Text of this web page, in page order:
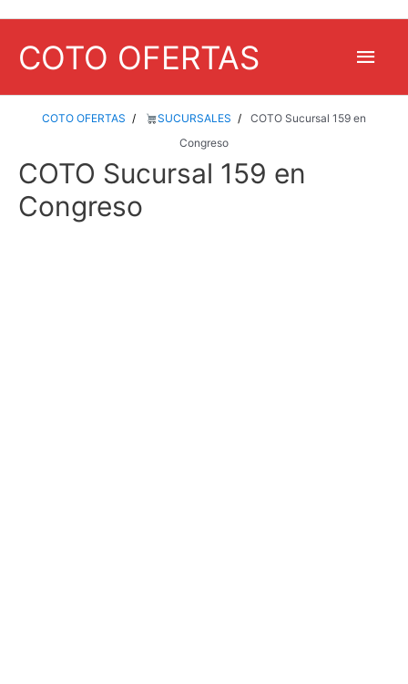
COTO OFERTAS
COTO OFERTAS SUCURSALES
COTO Sucursal 159 en
Congreso
COTO Sucursal 159 en
Congreso